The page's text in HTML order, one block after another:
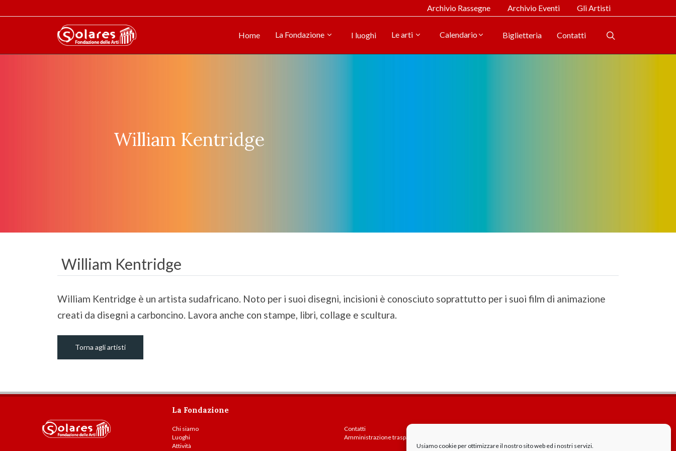
Usiamo cookie per ottimizzare il nostro sito web ed i nostri servizi.
Archivio Rassegne Archivio Eventi Gli Artisti
Home La Fondazione I luoghi Le arti Calendario Biglietteria Contatti
William Kentridge
William Kentridge
William Kentridge è un artista sudafricano. Noto per i suoi disegni, incisioni è conosciuto soprattutto per i suoi film di animazione
creati da disegni a carboncino. Lavora anche con stampe, libri, collage e scultura.
Torna agli artisti
La Fondazione
Chi siamo
Luoghi
Attività
Contatti
Amministrazione trasparente